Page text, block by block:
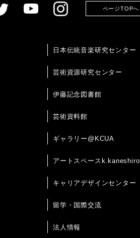
ページTOPへ
日本伝統音楽研究センター
芸術資源研究センター
伊藤記念図書館
芸術資料館
ギャラリー@KCUA
アートスペースk.kaneshiro
キャリアデザインセンター
留学・国際交流
法人情報